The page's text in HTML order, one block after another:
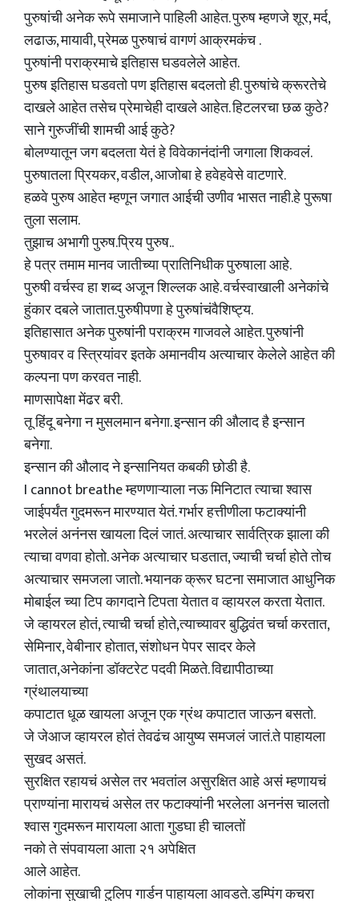
पुरुषांची अनेक रूपे समाजाने पाहिली आहेत. पुरुष म्हणजे शूर, मर्द,
लढाऊ, मायावी, प्रेमळ पुरुषाचं वागणं आक्रमकंच .
पुरुषांनी पराक्रमाचे इतिहास घडवलेले आहेत.
पुरुष इतिहास घडवतो पण इतिहास बदलतो ही. पुरुषांचे क्रूरतेचे
दाखले आहेत तसेच प्रेमाचेही दाखले आहेत. हिटलरचा छळ कुठे?
साने गुरुजींची शामची आई कुठे?
बोलण्यातून जग बदलता येतं हे विवेकानंदांनी जगाला शिकवलं.
पुरुषातला प्रियकर, वडील, आजोबा हे हवेहवेसे वाटणारे.
हळवे पुरुष आहेत म्हणून जगात आईची उणीव भासत नाही.हे पुरूषा
तुला सलाम.
तुझाच अभागी पुरुष.प्रिय पुरुष..
हे पत्र तमाम मानव जातीच्या प्रातिनिधीक पुरुषाला आहे.
पुरुषी वर्चस्व हा शब्द अजून शिल्लक आहे. वर्चस्वाखाली अनेकांचे
हुंकार दबले जातात.पुरुषीपणा हे पुरुषांचंवैशिष्ट्य.
इतिहासात अनेक पुरुषांनी पराक्रम गाजवले आहेत. पुरुषांनी
पुरुषावर व स्त्रियांवर इतके अमानवीय अत्याचार केलेले आहेत की
कल्पना पण करवत नाही.
माणसापेक्षा मेंढर बरी.
तू हिंदू बनेगा न मुसलमान बनेगा. इन्सान की औलाद है इन्सान
बनेगा.
इन्सान की औलाद ने इन्सानियत कबकी छोडी है.
I cannot breathe म्हणणाऱ्याला नऊ मिनिटात त्याचा श्वास
जाईपर्यंत गुदमरून मारण्यात येतं. गर्भार हत्तीणीला फटाक्यांनी
भरलेलं अनंनस खायला दिलं जातं. अत्याचार सार्वत्रिक झाला की
त्याचा वणवा होतो. अनेक अत्याचार घडतात, ज्याची चर्चा होते तोच
अत्याचार समजला जातो. भयानक क्रूर घटना समाजात आधुनिक
मोबाईल च्या टिप कागदाने टिपता येतात व व्हायरल करता येतात.
जे व्हायरल होतं, त्याची चर्चा होते,त्याच्यावर बुद्धिवंत चर्चा करतात,
सेमिनार, वेबीनार होतात, संशोधन पेपर सादर केले
जातात,अनेकांना डॉक्टरेट पदवी मिळते. विद्यापीठाच्या
ग्रंथालयाच्या
कपाटात धूळ खायला अजून एक ग्रंथ कपाटात जाऊन बसतो.
जे जेआज व्हायरल होतं तेवढंच आयुष्य समजलं जातं.ते पाहायला
सुखद असतं.
सुरक्षित रहायचं असेल तर भवतांल असुरक्षित आहे असं म्हणायचं
प्राण्यांना मारायचं असेल तर फटाक्यांनी भरलेला अननंस चालतो
श्वास गुदमरून मारायला आता गुडघा ही चालतों
नको ते संपवायला आता २१ अपेक्षित
आले आहेत.
लोकांना सुखाची टुलिप गार्डन पाहायला आवडते. डम्पिंग कचरा